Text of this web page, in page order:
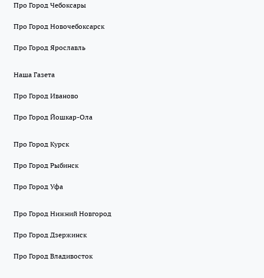
Про Город Чебоксары
Про Город Новочебоксарск
Про Город Ярославль
Наша Газета
Про Город Иваново
Про Город Йошкар-Ола
Про Город Курск
Про Город Рыбинск
Про Город Уфа
Про Город Нижний Новгород
Про Город Дзержинск
Про Город Владивосток